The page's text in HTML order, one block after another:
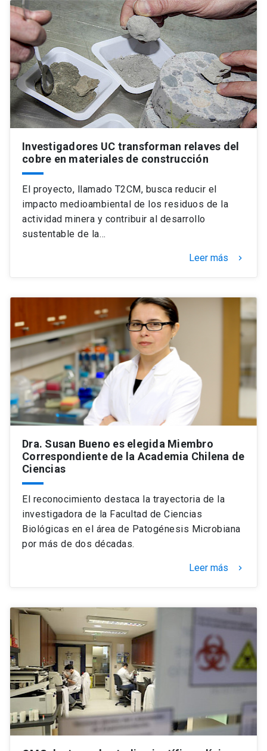
Investigadores UC transforman relaves del
cobre en materiales de construcción
El proyecto, llamado T2CM, busca reducir el
impacto medioambiental de los residuos de la
actividad minera y contribuir al desarrollo
sustentable de la…
Leer más keyboard_arrow_right
Dra. Susan Bueno es elegida Miembro
Correspondiente de la Academia Chilena de
Ciencias
El reconocimiento destaca la trayectoria de la
investigadora de la Facultad de Ciencias
Biológicas en el área de Patogénesis Microbiana
por más de dos décadas.
Leer más keyboard_arrow_right